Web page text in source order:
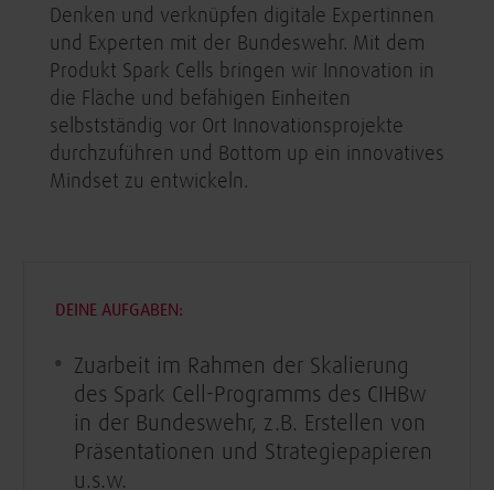
Denken und verknüpfen digitale Expertinnen
und Experten mit der Bundeswehr. Mit dem
Produkt Spark Cells bringen wir Innovation in
die Fläche und befähigen Einheiten
selbstständig vor Ort Innovationsprojekte
durchzuführen und Bottom up ein innovatives
Mindset zu entwickeln.
DEINE AUFGABEN:
Zuarbeit im Rahmen der Skalierung
des Spark Cell-Programms des CIHBw
in der Bundeswehr, z.B. Erstellen von
Präsentationen und Strategiepapieren
u.s.w.